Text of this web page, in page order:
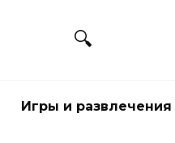
Игры и развлечения